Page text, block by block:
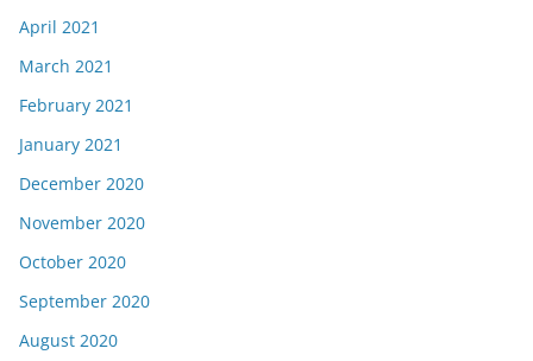
April 2021
March 2021
February 2021
January 2021
December 2020
November 2020
October 2020
September 2020
August 2020